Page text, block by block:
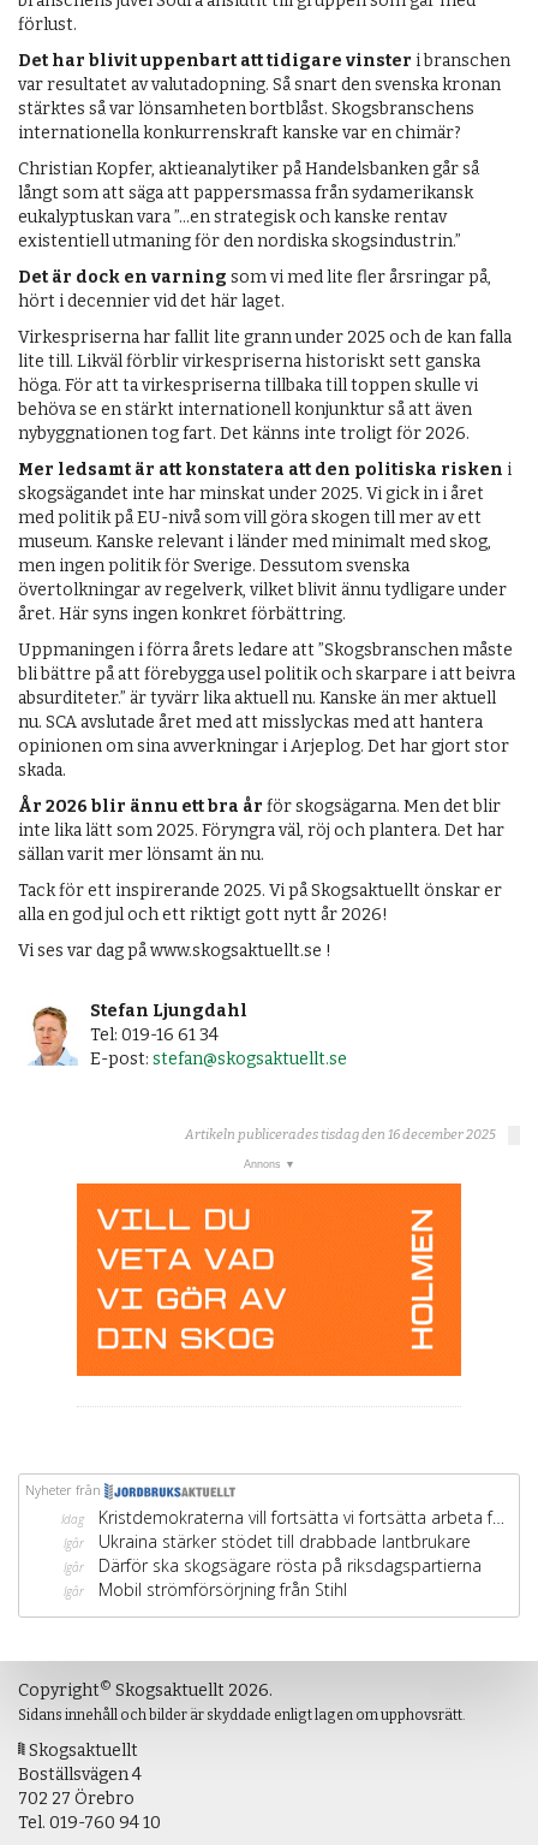
förlust.
Det har blivit uppenbart att tidigare vinster i branschen
var resultatet av valutadopning. Så snart den svenska kronan
stärktes så var lönsamheten bortblåst. Skogsbranschens
internationella konkurrenskraft kanske var en chimär?
Christian Kopfer, aktieanalytiker på Handelsbanken går så
långt som att säga att pappersmassa från sydamerikansk
eukalyptuskan vara ”…en strategisk och kanske rentav
existentiell utmaning för den nordiska skogsindustrin.”
Det är dock en varning som vi med lite fler årsringar på,
hört i decennier vid det här laget.
Virkespriserna har fallit lite grann under 2025 och de kan falla
lite till. Likväl förblir virkespriserna historiskt sett ganska
höga. För att ta virkespriserna tillbaka till toppen skulle vi
behöva se en stärkt internationell konjunktur så att även
nybyggnationen tog fart. Det känns inte troligt för 2026.
Mer ledsamt är att konstatera att den politiska risken i
skogsägandet inte har minskat under 2025. Vi gick in i året
med politik på EU-nivå som vill göra skogen till mer av ett
museum. Kanske relevant i länder med minimalt med skog,
men ingen politik för Sverige. Dessutom svenska
övertolkningar av regelverk, vilket blivit ännu tydligare under
året. Här syns ingen konkret förbättring.
Uppmaningen i förra årets ledare att ”Skogsbranschen måste
bli bättre på att förebygga usel politik och skarpare i att beivra
absurditeter.” är tyvärr lika aktuell nu. Kanske än mer aktuell
nu. SCA avslutade året med att misslyckas med att hantera
opinionen om sina avverkningar i Arjeplog. Det har gjort stor
skada.
År 2026 blir ännu ett bra år för skogsägarna. Men det blir
inte lika lätt som 2025. Föryngra väl, röj och plantera. Det har
sällan varit mer lönsamt än nu.
Tack för ett inspirerande 2025. Vi på Skogsaktuellt önskar er
alla en god jul och ett riktigt gott nytt år 2026!
Vi ses var dag på www.skogsaktuellt.se !
Stefan Ljungdahl
Tel: 019-16 61 34
E-post: stefan@skogsaktuellt.se
Artikeln publicerades tisdag den 16 december 2025
Copyright© Skogsaktuellt 2026.
Sidans innehåll och bilder är skyddade enligt lagen om upphovsrätt.
Skogsaktuellt
Boställsvägen 4
702 27 Örebro
Tel. 019-760 94 10